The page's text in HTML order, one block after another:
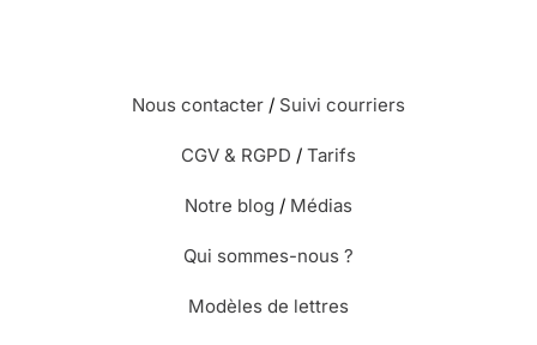
Nous contacter / Suivi courriers
CGV & RGPD / Tarifs
Notre blog / Médias
Qui sommes-nous ?
Modèles de lettres